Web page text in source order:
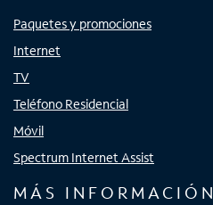
Paquetes y promociones
Internet
TV
Teléfono Residencial
Móvil
Spectrum Internet Assist
MÁS INFORMACIÓN